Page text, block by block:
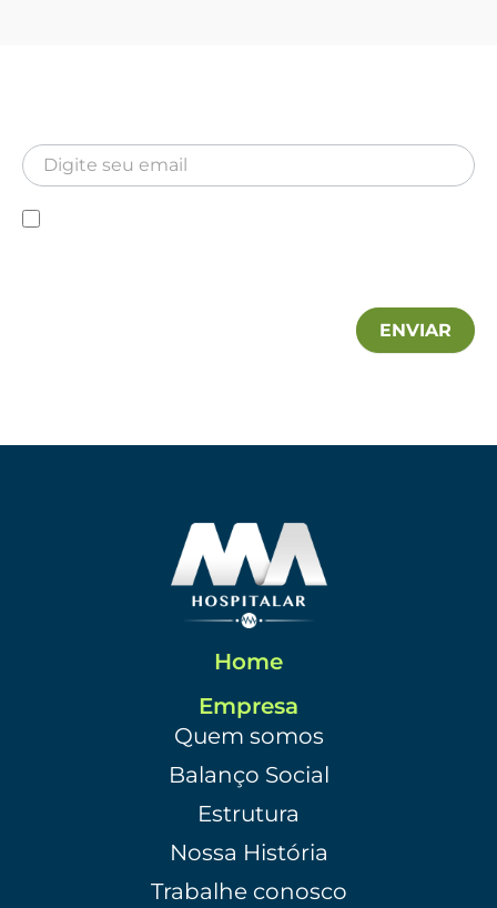
Newsletter
ENVIAR
Home
Empresa
Quem somos
Balanço Social
Estrutura
Nossa História
Trabalhe conosco